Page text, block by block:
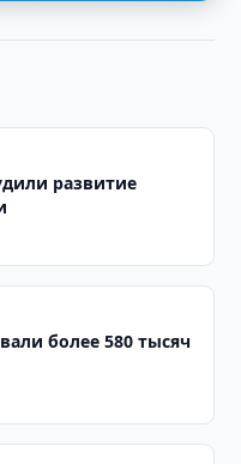
развитие
более 580 тысяч